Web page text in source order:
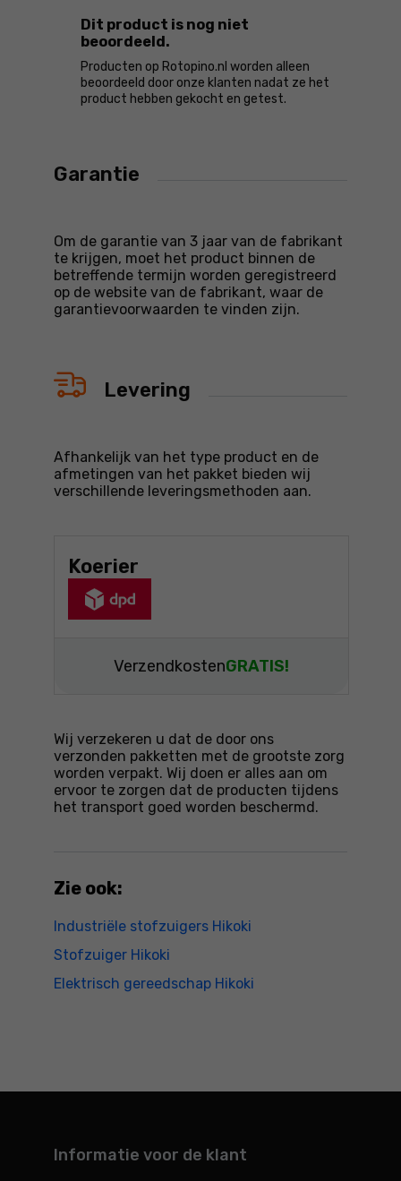
Dit product is nog niet
beoordeeld.
Producten op Rotopino.nl worden alleen
beoordeeld door onze klanten nadat ze het
product hebben gekocht en getest.
Garantie
Om de garantie van 3 jaar van de fabrikant
te krijgen, moet het product binnen de
betreffende termijn worden geregistreerd
op de website van de fabrikant, waar de
garantievoorwaarden te vinden zijn.
Levering
Afhankelijk van het type product en de
afmetingen van het pakket bieden wij
verschillende leveringsmethoden aan.
Koerier
VerzendkostenGRATIS!
Wij verzekeren u dat de door ons
verzonden pakketten met de grootste zorg
worden verpakt. Wij doen er alles aan om
ervoor te zorgen dat de producten tijdens
het transport goed worden beschermd.
Zie ook:
Industriële stofzuigers Hikoki
Stofzuiger Hikoki
Elektrisch gereedschap Hikoki
Informatie voor de klant